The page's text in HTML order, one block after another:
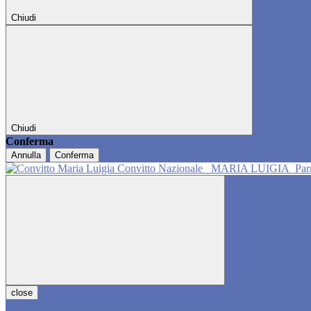
Chiudi
Chiudi
Conferma
Annulla Conferma
Convitto Nazionale MARIA LUIGIA
close